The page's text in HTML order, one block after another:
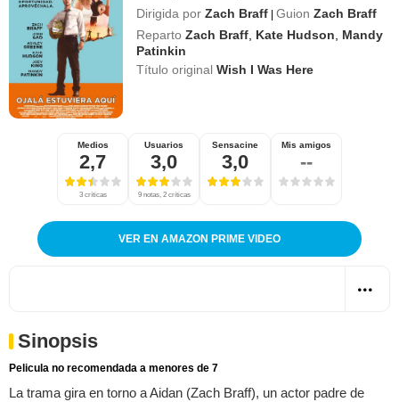
Dirigida por Zach Braff | Guion Zach Braff
Reparto Zach Braff Kate Hudson
Mandy
Patinkin
Título originalWish I Was Here
Medios
2,7
3 críticas
Usuarios
3,0
9 notas, 2 críticas
Sensacine
3,0
Mis amigos
--
VER EN AMAZON PRIME VIDEO
Sinopsis
Pelicula no recomendada a menores de 7
La trama gira en torno a Aidan (Zach Braff), un actor padre de